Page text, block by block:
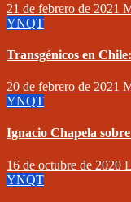
21 de febrero de 2021
YNQT
Transgénicos en
20 de febrero de 2021
YNQT
Ignacio Chapela
16 de octubre de 2020
YNQT